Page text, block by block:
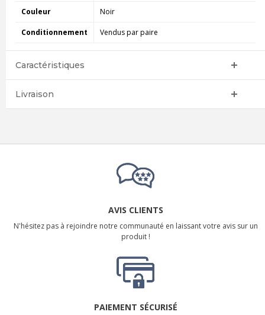
Couleur Noir
Conditionnement Vendus par paire
Caractéristiques
Livraison
AVIS CLIENTS
N'hésitez pas à rejoindre notre communauté en laissant votre avis sur un
produit !
PAIEMENT SÉCURISÉ